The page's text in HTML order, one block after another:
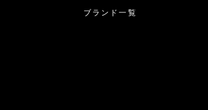
ブランド一覧